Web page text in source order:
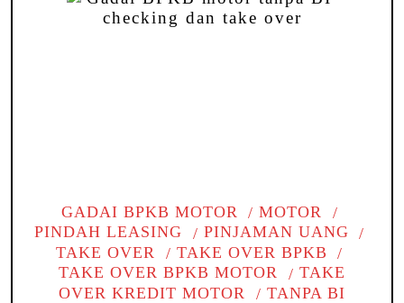
GADAI BPKB MOTOR
MOTOR
PINDAH LEASING
PINJAMAN UANG
TAKE OVER
TAKE OVER BPKB
TAKE OVER BPKB MOTOR
TAKE
OVER KREDIT MOTOR
TANPA BI